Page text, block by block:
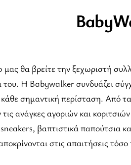
θα βρείτε την ξεχωριστή
του. Η Babywalker συνδυάζει
κάθε σημαντική περίσταση. Από
ανάγκες αγοριών και
βαπτιστικά παπούτσια
στις απαιτήσεις